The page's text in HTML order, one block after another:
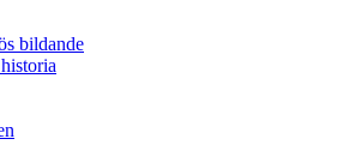
bildande